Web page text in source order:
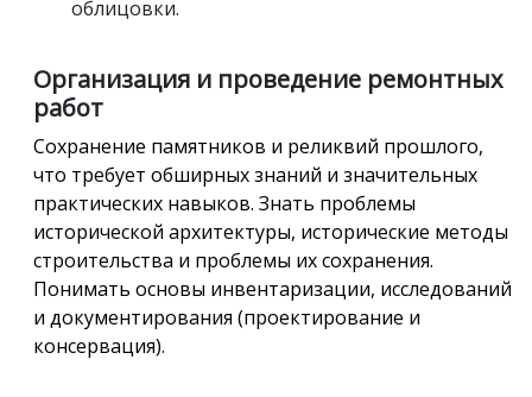
облицовки.
Организация и проведение ремонтных
работ
Сохранение памятников и реликвий прошлого,
что требует обширных знаний и значительных
практических навыков. Знать проблемы
исторической архитектуры, исторические методы
строительства и проблемы их сохранения.
Понимать основы инвентаризации, исследований
и документирования (проектирование и
консервация).